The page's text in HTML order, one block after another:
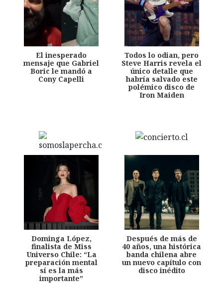
El inesperado
mensaje que Gabriel
Boric le mandó a
Cony Capelli
Todos lo odian, pero
Steve Harris revela el
único detalle que
habría salvado este
polémico disco de
Iron Maiden
Dominga López,
finalista de Miss
Universo Chile: “La
preparación mental
sí es la más
importante”
Después de más de
40 años, una histórica
banda chilena abre
un nuevo capítulo con
disco inédito